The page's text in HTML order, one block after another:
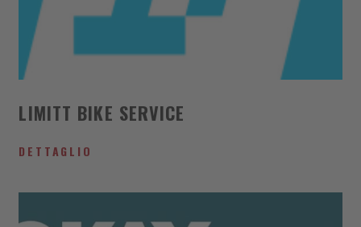
LIMITT BIKE SERVICE
DETTAGLIO